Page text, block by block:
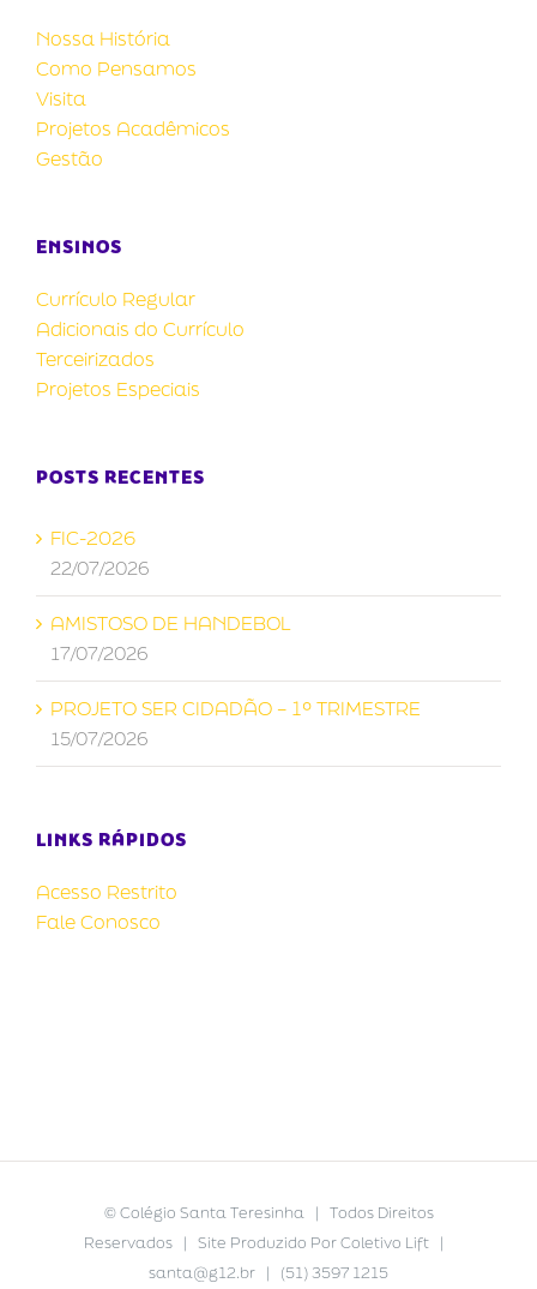
Nossa História
Como Pensamos
Visita
Projetos Acadêmicos
Gestão
ENSINOS
Currículo Regular
Adicionais do Currículo
Terceirizados
Projetos Especiais
POSTS RECENTES
FIC-2026
22/07/2026
AMISTOSO DE HANDEBOL
17/07/2026
PROJETO SER CIDADÃO – 1º TRIMESTRE
15/07/2026
LINKS RÁPIDOS
Acesso Restrito
Fale Conosco
©Colégio Santa Teresinha| Todos Direitos
Reservados | Site Produzido PorColetivo Lift|
santa@g12.br | (51) 3597 1215